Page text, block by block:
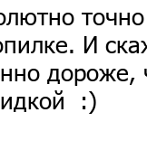
И
дороже,
:)